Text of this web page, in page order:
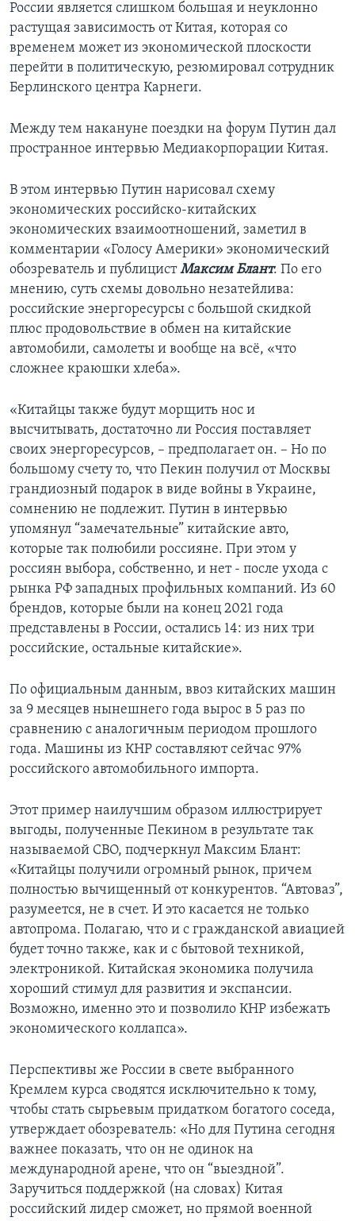
России является слишком большая и неуклонно
растущая зависимость от Китая, которая со
временем может из экономической плоскости
перейти в политическую, резюмировал сотрудник
Берлинского центра Карнеги.
Между тем накануне поездки на форум Путин дал
пространное интервью Медиакорпорации Китая.
В этом интервью Путин нарисовал схему
экономических российско-китайских
экономических взаимоотношений, заметил в
комментарии «Голосу Америки» экономический
обозреватель и публицистМаксим Блант. По его
мнению, суть схемы довольно незатейлива:
российские энергоресурсы с большой скидкой
плюс продовольствие в обмен на китайские
автомобили, самолеты и вообще на всё, «что
сложнее краюшки хлеба».
«Китайцы также будут морщить нос и
высчитывать, достаточно ли Россия поставляет
своих энергоресурсов, – предполагает он. – Но по
большому счету то, что Пекин получил от Москвы
грандиозный подарок в виде войны в Украине,
сомнению не подлежит. Путин в интервью
упомянул “замечательные” китайские авто,
которые так полюбили россияне. При этом у
россиян выбора, собственно, и нет - после ухода с
рынка РФ западных профильных компаний. Из 60
брендов, которые были на конец 2021 года
представлены в России, остались 14: из них три
российские, остальные китайские».
По официальным данным, ввоз китайских машин
за 9 месяцев нынешнего года вырос в 5 раз по
сравнению с аналогичным периодом прошлого
года. Машины из КНР составляют сейчас 97%
российского автомобильного импорта.
Этот пример наилучшим образом иллюстрирует
выгоды, полученные Пекином в результате так
называемой СВО, подчеркнул Максим Блант:
«Китайцы получили огромный рынок, причем
полностью вычищенный от конкурентов. “Автоваз”,
разумеется, не в счет. И это касается не только
автопрома. Полагаю, что и с гражданской авиацией
будет точно также, как и с бытовой техникой,
электроникой. Китайская экономика получила
хороший стимул для развития и экспансии.
Возможно, именно это и позволило КНР избежать
экономического коллапса».
Перспективы же России в свете выбранного
Кремлем курса сводятся исключительно к тому,
чтобы стать сырьевым придатком богатого соседа,
утверждает обозреватель: «Но для Путина сегодня
важнее показать, что он не одинок на
международной арене, что он “выездной”.
Заручиться поддержкой (на словах) Китая
российский лидер сможет, но прямой военной